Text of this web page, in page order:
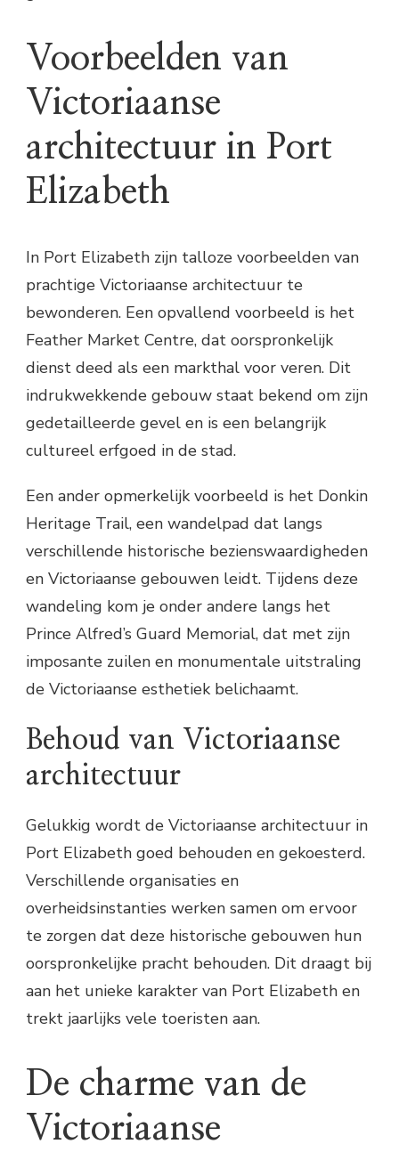
Voorbeelden van
Victoriaanse
architectuur in Port
Elizabeth
In Port Elizabeth zijn talloze voorbeelden van
prachtige Victoriaanse architectuur te
bewonderen. Een opvallend voorbeeld is het
Feather Market Centre, dat oorspronkelijk
dienst deed als een markthal voor veren. Dit
indrukwekkende gebouw staat bekend om zijn
gedetailleerde gevel en is een belangrijk
cultureel erfgoed in de stad.
Een ander opmerkelijk voorbeeld is het Donkin
Heritage Trail, een wandelpad dat langs
verschillende historische bezienswaardigheden
en Victoriaanse gebouwen leidt. Tijdens deze
wandeling kom je onder andere langs het
Prince Alfred’s Guard Memorial, dat met zijn
imposante zuilen en monumentale uitstraling
de Victoriaanse esthetiek belichaamt.
Behoud van Victoriaanse
architectuur
Gelukkig wordt de Victoriaanse architectuur in
Port Elizabeth goed behouden en gekoesterd.
Verschillende organisaties en
overheidsinstanties werken samen om ervoor
te zorgen dat deze historische gebouwen hun
oorspronkelijke pracht behouden. Dit draagt bij
aan het unieke karakter van Port Elizabeth en
trekt jaarlijks vele toeristen aan.
De charme van de
Victoriaanse